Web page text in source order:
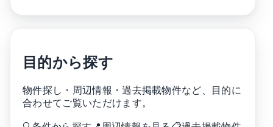
目的から探す
物件探し・周辺情報・過去掲載物件など、目的に
合わせてご覧いただけます。